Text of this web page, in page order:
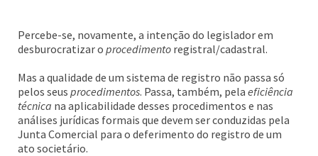
Percebe-se, novamente, a intenção do legislador em
desburocratizar o procedimento registral/cadastral.
Mas a qualidade de um sistema de registro não passa só
pelos seus procedimentos. Passa, também, pela eficiência
técnica na aplicabilidade desses procedimentos e nas
análises jurídicas formais que devem ser conduzidas pela
Junta Comercial para o deferimento do registro de um
ato societário.